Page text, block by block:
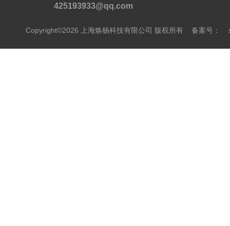
425193933@qq.com
Copyright©2026 上海焕杨科技有限公司 版权所有 备案号：